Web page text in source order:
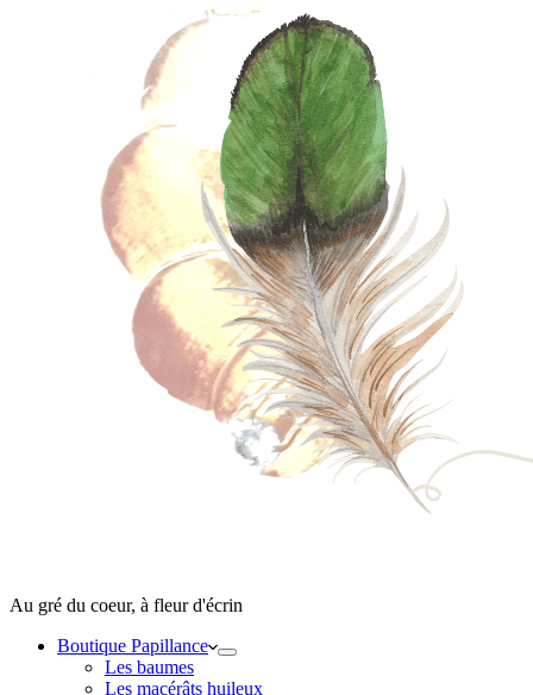
Au gré du coeur, à fleur d'écrin
Boutique Papillance
Les baumes
Les macérâts huileux